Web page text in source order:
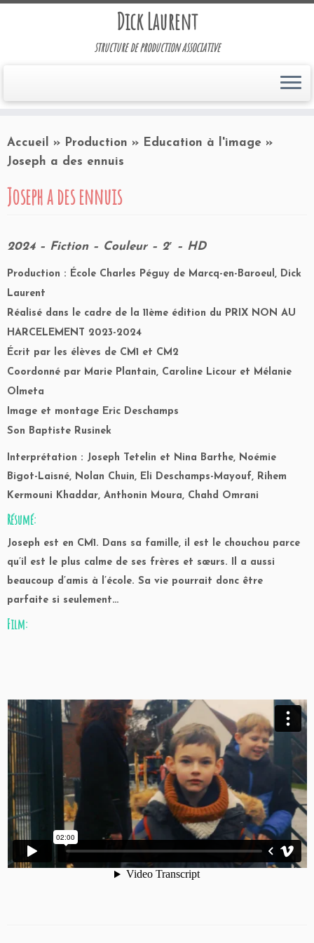
Dick Laurent
structure de production associative
Accueil » Production » Education à l'image »
Joseph a des ennuis
Joseph a des ennuis
2024 – Fiction – Couleur – 2′ – HD
Production : École Charles Péguy de Marcq-en-Baroeul, Dick
Laurent
Réalisé dans le cadre de la 11ème édition du PRIX NON AU
HARCELEMENT 2023-2024
Écrit par les élèves de CM1 et CM2
Coordonné par Marie Plantain, Caroline Licour et Mélanie
Olmeta
Image et montage Eric Deschamps
Son Baptiste Rusinek
Interprétation : Joseph Tetelin et Nina Barthe, Noémie
Bigot-Laisné, Nolan Chuin, Eli Deschamps-Mayouf, Rihem
Kermouni Khaddar, Anthonin Moura, Chahd Omrani
Résumé:
Joseph est en CM1. Dans sa famille, il est le chouchou parce
qu’il est le plus calme de ses frères et sœurs. Il a aussi
beaucoup d’amis à l’école. Sa vie pourrait donc être
parfaite si seulement…
Film: